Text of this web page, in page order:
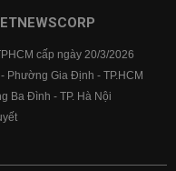
cấp ngày 20/3/2026
Phường Gia Định - TP.HCM
Ba Đình - TP. Hà Nội